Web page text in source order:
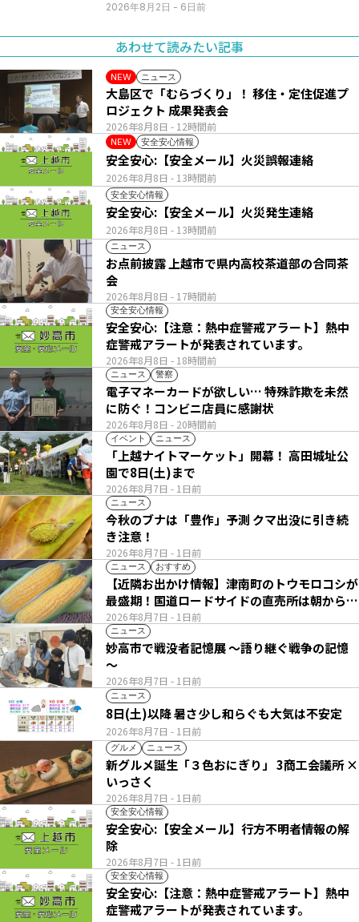
2026年8月2日 - 6日前
あわせて読みたい記事
NEW ニュース
2026年8月8日 - 12時間前
大島区で「むらづくり」！ 移住・定住促進プ
ロジェクト 成果発表会
NEW 安全安心情報
2026年8月8日 - 13時間前
安全安心:【安全メール】火災誤報連絡
安全安心情報
2026年8月8日 - 13時間前
安全安心:【安全メール】火災発生連絡
ニュース
2026年8月8日 - 17時間前
お点前披露 上越市で県内高校茶道部の合同茶
会
安全安心情報
2026年8月8日 - 18時間前
安全安心:【注意：熱中症警戒アラート】熱中
症警戒アラートが発表されています。
ニュース 警察
2026年8月8日 - 20時間前
電子マネーカードが欲しい… 特殊詐欺を未然
に防ぐ！コンビニ店員に感謝状
イベント ニュース
2026年8月7日 - 1日前
「上越ナイトマーケット」開幕！ 高田城址公
園で8日(土)まで
ニュース
2026年8月7日 - 1日前
今秋のブナは「豊作」予測 クマ出没に引き続
き注意！
ニュース おすすめ
2026年8月7日 - 1日前
【近隣お出かけ情報】津南町のトウモロコシが
最盛期！国道ロードサイドの直売所は朝から長
い列
ニュース
2026年8月7日 - 1日前
妙高市で戦没者記憶展 ～語り継ぐ戦争の記憶
～
ニュース
2026年8月7日 - 1日前
8日(土)以降 暑さ少し和らぐも大気は不安定
グルメ ニュース
2026年8月7日 - 1日前
新グルメ誕生「３色おにぎり」 3商工会議所 ×
いっさく
安全安心情報
2026年8月7日 - 1日前
安全安心:【安全メール】行方不明者情報の解
除
安全安心情報
安全安心:【注意：熱中症警戒アラート】熱中
症警戒アラートが発表されています。